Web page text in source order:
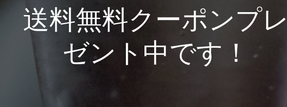
送料無料クーポンプレ
ゼント中です！